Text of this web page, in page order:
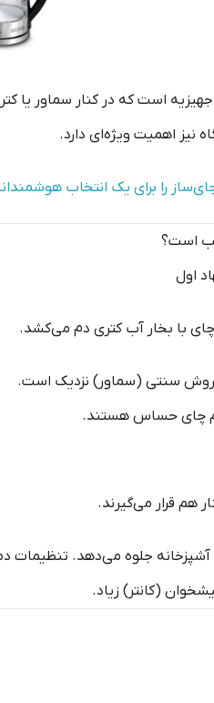
است که در کنار سماور یا
نیز اهمیت ویژه‌ای دارد.
را برای یک انتخاب
اول
چای با بخار آب کتری دم می‌کشد.
سنتی (سماور) نزدیک است.
چای حساس هستند.
هم قرار می‌گیرند.
جلوه می‌دهد. تنظیمات
(کانتر) زیاد.